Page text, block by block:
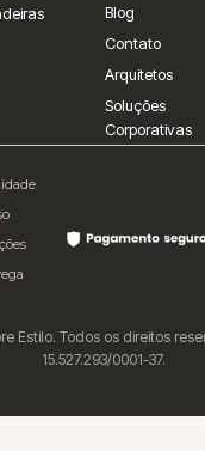
Blog
Contato
Arquitetos
Soluções
Corporativas
Estilo. Todos os direitos
15.527.293/0001-37.